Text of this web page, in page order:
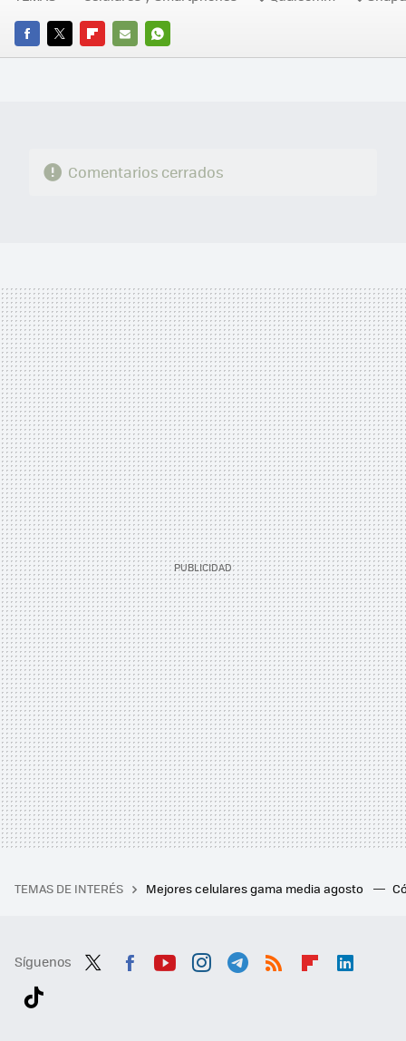
FACEBOOK
TWITTERFLIPBOARD
E-
WHATSAPP
Comentarios cerrados
TEMAS DE INTERÉS Mejores celulares gama media agosto
Síguenos